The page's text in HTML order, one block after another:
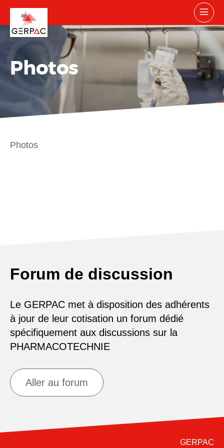
Photos
Photos
Forum de discussion
Le GERPAC met à disposition des adhérents
à jour de leur cotisation un forum dédié
spécifiquement aux discussions sur la
PHARMACOTECHNIE
Aller au forum
GERPAC